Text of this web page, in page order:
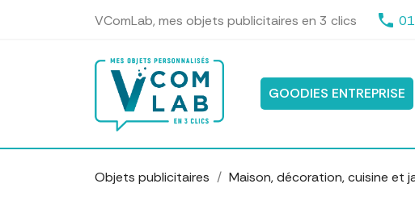
VComLab, mes objets publicitaires en 3 clics phone
GOODIES ENTREPRISE
Objets publicitaires Maison, décoration, cuisine et